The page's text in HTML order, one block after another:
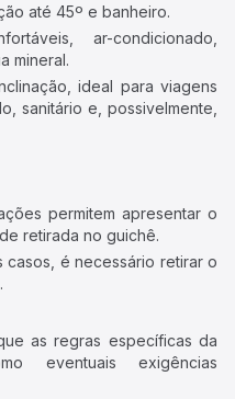
até 45º e banheiro.
ar-condicionado,
mineral.
ideal para viagens
sanitário e, possivelmente,
permitem apresentar o
retirada no guichê.
casos, é necessário retirar o
as regras específicas da
eventuais exigências